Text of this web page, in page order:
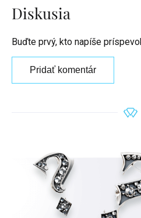
Diskusia
Buďte prvý, kto napíše
Pridať komentár